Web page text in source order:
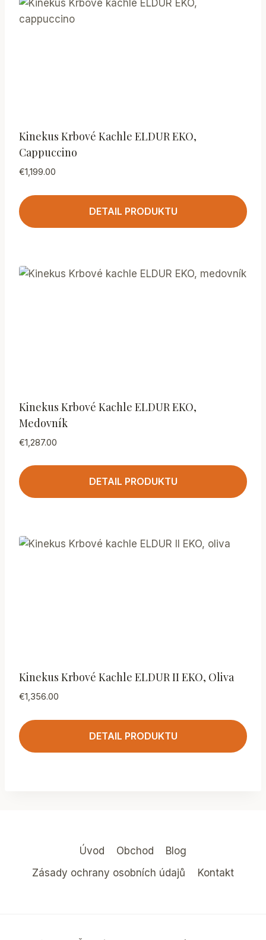
Kinekus Krbové Kachle ELDUR EKO,
Cappuccino
€1,199.00
DETAIL PRODUKTU
Kinekus Krbové Kachle ELDUR EKO,
Medovník
€1,287.00
DETAIL PRODUKTU
Kinekus Krbové Kachle ELDUR II EKO, Oliva
€1,356.00
DETAIL PRODUKTU
Úvod Obchod
Blog
Zásady ochrany osobních údajů
Kontakt